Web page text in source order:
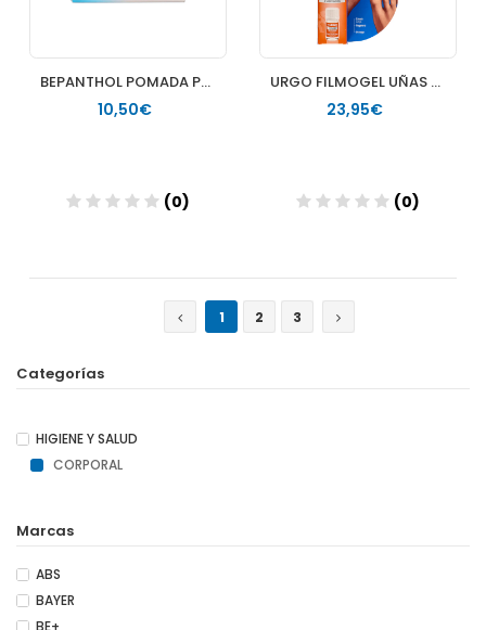
BEPANTHOL POMADA PROTECTORA 30 G
10,50€
(0)
URGO FILMOGEL UÑAS DAÑADAS FRASCO 33 ML
23,95€
(0)
1
2 3
Categorías
HIGIENE Y SALUD
CORPORAL
Marcas
ABS
BAYER
BE+